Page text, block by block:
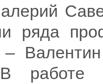
ряда
–
работе